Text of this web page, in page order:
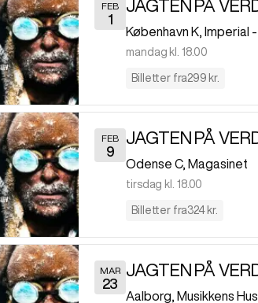
FEB
1
København K Imperial
mandag kl. 18.00
Billetter fra299 kr.
FEB
9
Odense C, Magasinet
tirsdag kl. 18.00
Billetter fra324 kr.
MAR
23
Aalborg Musikkens Hus